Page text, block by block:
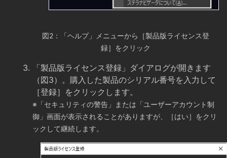
図2：「ヘルプ」メニューから［製品版ライセンス登
録］をクリック
「製品版ライセンス登録」ダイアログが開きます
（図3）。購入した製品のシリアル番号を入力して
［登録］をクリックします。
※「セキュリティの警告」または「ユーザーアカウント制
御」画面が表示されることがありますが、［はい］をクリ
ックして継続します。